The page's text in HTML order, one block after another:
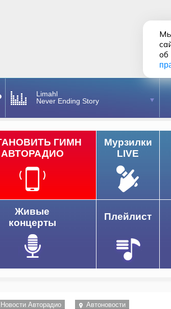
Limahl
Never Ending Story
ГИМН
АВТОРАДИО
Мурзилки
LIVE
Живые
концерты
Плейлист
Новости Авторадио Автоновости
об